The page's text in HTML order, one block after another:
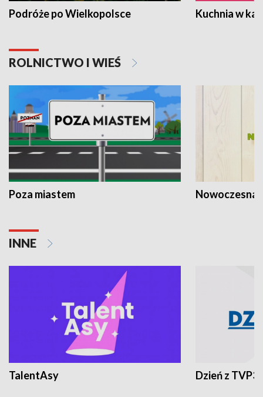
Podróże po Wielkopolsce Kuchnia w
ROLNICTWO I WIEŚ
Poza miastem Nowoczesna
INNE
TalentAsy Dzień z TVP3